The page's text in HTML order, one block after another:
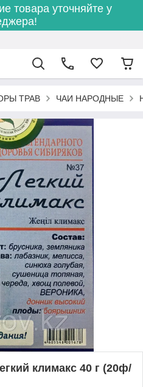
товара уточняйте у
ТРАВ ЧАИ НАРОДНЫЕ
климакс 40 г (20ф/